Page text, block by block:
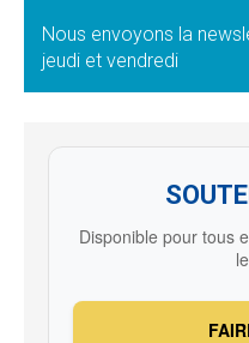
Nous envoyons la
jeudi et vendredi
Disponible pour tous